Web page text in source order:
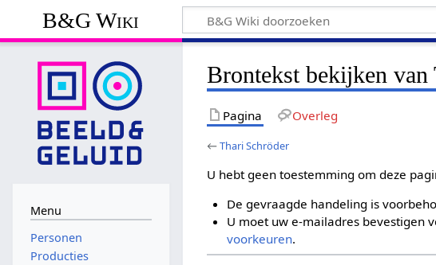
B&G Wiki
Brontekst bekijken van
Pagina Overleg
←Thari Schröder
U hebt geen toestemming om deze
De gevraagde handeling is
U moet uw e-mailadres bevestigen
voorkeuren.
Menu
Personen
Producties